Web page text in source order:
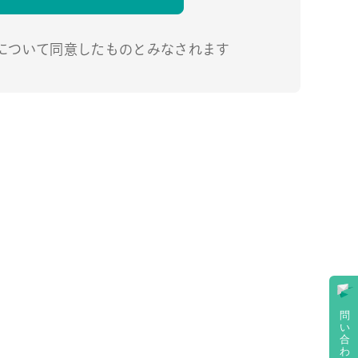
問
い
合
わ
ついて同意したものとみなされます